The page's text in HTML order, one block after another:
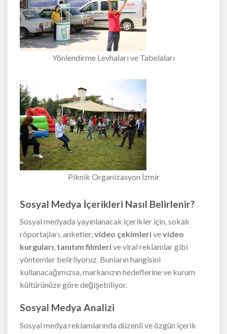
Yönlendirme Levhaları ve Tabelaları
Piknik Organizasyon İzmir
Sosyal Medya İçerikleri Nasıl Belirlenir?
Sosyal medyada yayınlanacak içerikler için, sokak
röportajları, anketler,video çekimlerivevideo
kurguları, tanıtım filmlerive viral reklamlar gibi
yöntemler belirliyoruz. Bunların hangisini
kullanacağımızsa, markanızın hedeflerine ve kurum
kültürünüze göre değişebiliyor.
Sosyal Medya Analizi
Sosyal medya reklamlarında düzenli ve özgün içerik